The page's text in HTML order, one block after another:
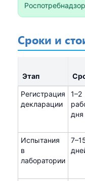
Сроки и
Этап
Регистрация
декларации
1–2
дня
Испытания
в
лаборатории